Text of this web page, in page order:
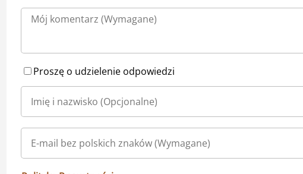
Proszę o udzielenie odpowiedzi